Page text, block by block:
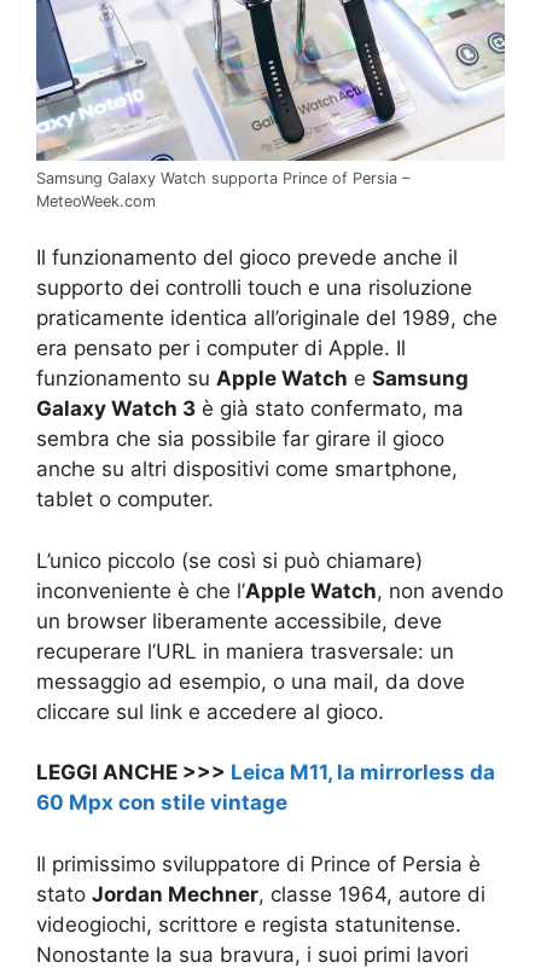
Samsung Galaxy Watch supporta Prince of Persia –
MeteoWeek.com
Il funzionamento del gioco prevede anche il
supporto dei controlli touch e una risoluzione
praticamente identica all’originale del 1989, che
era pensato per i computer di Apple. Il
funzionamento su Apple Watch e Samsung
Galaxy Watch 3 è già stato confermato, ma
sembra che sia possibile far girare il gioco
anche su altri dispositivi come smartphone,
tablet o computer.
L’unico piccolo (se così si può chiamare)
inconveniente è che l’Apple Watch, non avendo
un browser liberamente accessibile, deve
recuperare l’URL in maniera trasversale: un
messaggio ad esempio, o una mail, da dove
cliccare sul link e accedere al gioco.
LEGGI ANCHE >>> Leica M11, la mirrorless da
60 Mpx con stile vintage
Il primissimo sviluppatore di Prince of Persia è
stato Jordan Mechner, classe 1964, autore di
videogiochi, scrittore e regista statunitense.
Nonostante la sua bravura, i suoi primi lavori